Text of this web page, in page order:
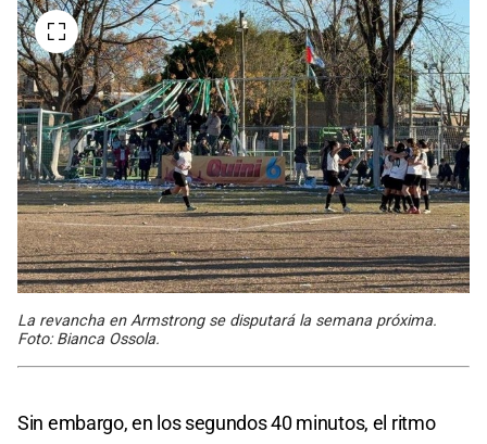
La revancha en Armstrong se disputará la semana próxima.
Foto: Bianca Ossola.
Sin embargo, en los segundos 40 minutos, el ritmo